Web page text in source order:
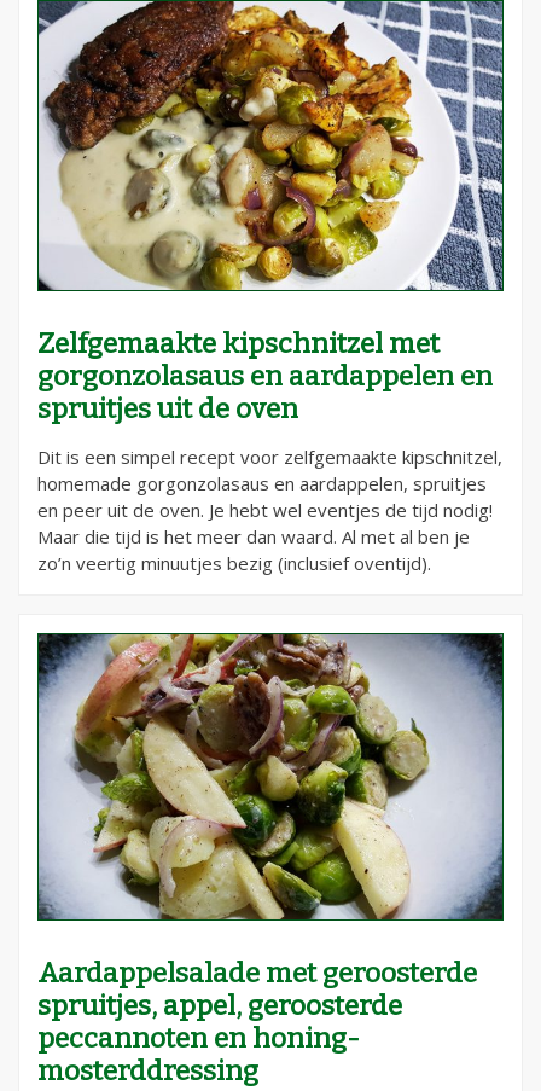
Zelfgemaakte kipschnitzel met
gorgonzolasaus en aardappelen en
spruitjes uit de oven
Dit is een simpel recept voor zelfgemaakte kipschnitzel,
homemade gorgonzolasaus en aardappelen, spruitjes
en peer uit de oven. Je hebt wel eventjes de tijd nodig!
Maar die tijd is het meer dan waard. Al met al ben je
zo’n veertig minuutjes bezig (inclusief oventijd).
Aardappelsalade met geroosterde
spruitjes, appel, geroosterde
peccannoten en honing-
mosterddressing